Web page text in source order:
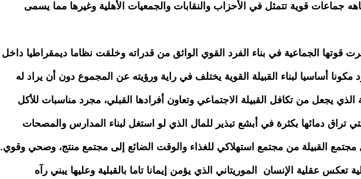
جماعات قوية تتمثل في الأحزاب والنقابات والجمعيات الأهلية وغيرها مما يسمى
قوتها الجماعية في بناء الفرد القوي الواثق من قدراته وخلقت نظاما ديمقراطيا داخل
مكونا أساسيا لبناء القبيلة القوية يختلف في راية ورؤيته عن المجموع دون أن يراد له
الذي يجعل من تكافل القبيلة الاجتماعي وتعاون أفرادها القبلي، مجرد مناسبات للأكل
تراق دمائها بكثرة في أبشع تبذير للمال الذي لو استغل لبناء المدارس والمصحات
القبيلة من مجتمع استهلاكي للغذاء والوقت الضائع إلى مجتمع منتج، وصحي وقوي.
تعكس عقلية الإنسان الموريتاني الذي يؤمن إيمانا تاما بالقبلية وعليها يبني رآه